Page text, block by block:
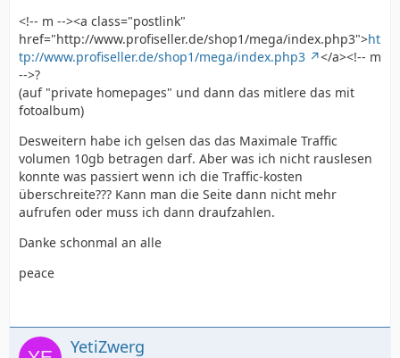
<!-- m --><a class="postlink"
href="http://www.profiseller.de/shop1/mega/index.php3">ht
tp://www.profiseller.de/shop1/mega/index.php3
</a><!-- m
-->?
(auf "private homepages" und dann das mitlere das mit
fotoalbum)
Desweitern habe ich gelsen das das Maximale Traffic
volumen 10gb betragen darf. Aber was ich nicht rauslesen
konnte was passiert wenn ich die Traffic-kosten
überschreite??? Kann man die Seite dann nicht mehr
aufrufen oder muss ich dann draufzahlen.
Danke schonmal an alle
peace
YetiZwerg